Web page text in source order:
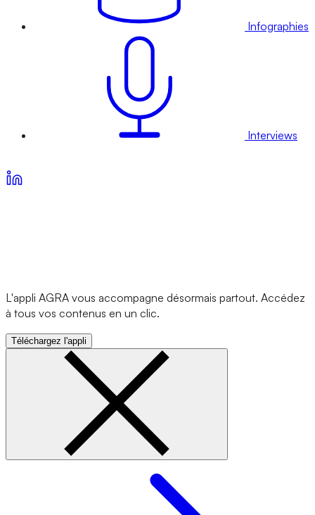
Infographies
Interviews
L'appli AGRA vous accompagne désormais partout. Accédez
à tous vos contenus en un clic.
Téléchargez l'appli